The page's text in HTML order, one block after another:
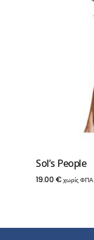
Sol’s People
19.00 € χωρίς ΦΠΑ